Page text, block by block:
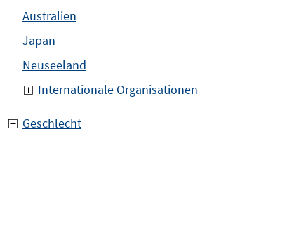
Australien
Japan
Neuseeland
Internationale Organisationen
Geschlecht